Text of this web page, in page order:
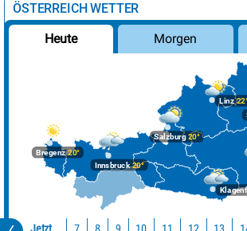
ÖSTERREICH WETTER
Heute Morgen
Bregenz20°
Innsbruck20°
Linz
Salzburg20°